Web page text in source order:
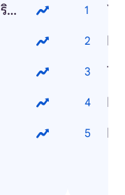
การแข่งขันกีฬาโอลิมปิก ริโอ 2016